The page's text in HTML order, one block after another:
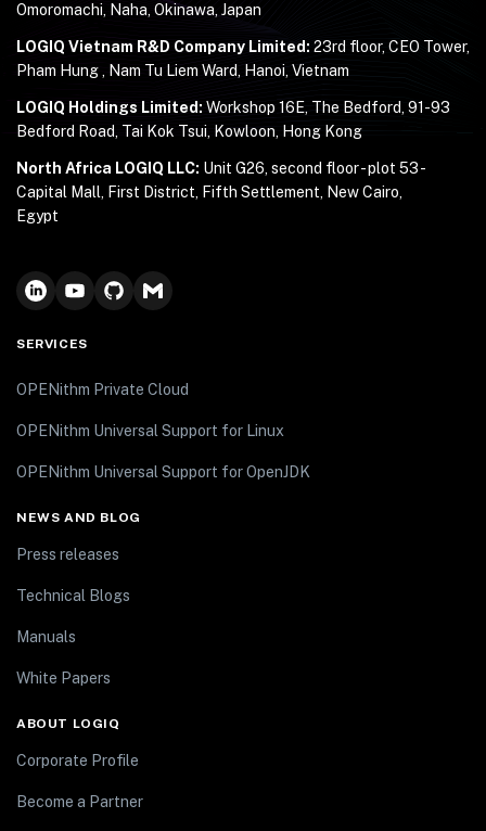
Omoromachi, Naha, Okinawa, Japan
LOGIQ Vietnam R&D Company Limited: 23rd floor, CEO Tower,
Pham Hung , Nam Tu Liem Ward, Hanoi, Vietnam
LOGIQ Holdings Limited: Workshop 16E, The Bedford, 91-93
Bedford Road, Tai Kok Tsui, Kowloon, Hong Kong
North Africa LOGIQ LLC: Unit G26, second floor - plot 53 -
Capital Mall, First District, Fifth Settlement, New Cairo,
Egypt
SERVICES
OPENithm Private Cloud
OPENithm Universal Support for Linux
OPENithm Universal Support for OpenJDK
NEWS AND BLOG
Press releases
Technical Blogs
Manuals
White Papers
ABOUT LOGIQ
Corporate Profile
Become a Partner